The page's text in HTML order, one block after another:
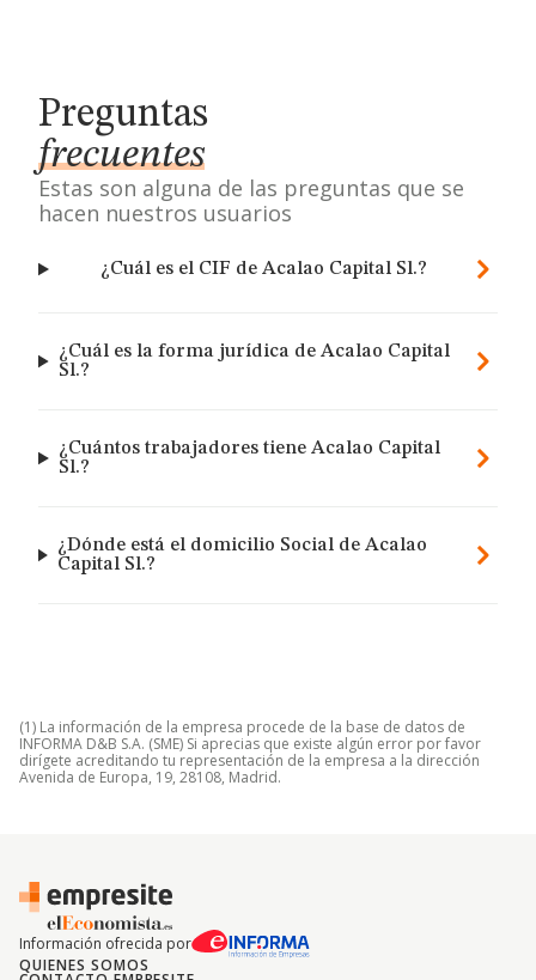
Preguntas
frecuentes
Estas son alguna de las preguntas que se
hacen nuestros usuarios
¿Cuál es el CIF de Acalao Capital Sl.?
¿Cuál es la forma jurídica de Acalao Capital
Sl.?
¿Cuántos trabajadores tiene Acalao Capital
Sl.?
¿Dónde está el domicilio Social de Acalao
Capital Sl.?
(1) La información de la empresa procede de la base de datos de
INFORMA D&B S.A. (SME) Si aprecias que existe algún error por favor
dirígete acreditando tu representación de la empresa a la dirección
Avenida de Europa, 19, 28108, Madrid.
Información ofrecida por
QUIENES SOMOS